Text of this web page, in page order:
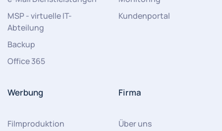
MSP - virtuelle IT-
Abteilung
Backup
Office 365
Kundenportal
Werbung
Filmproduktion
Firma
Über uns